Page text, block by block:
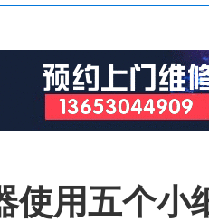
使用五个小